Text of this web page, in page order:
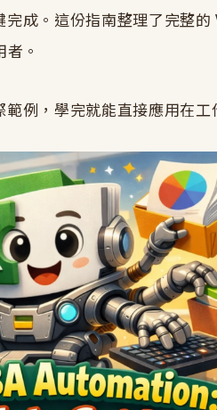
成。這份指南整理了完整的
。
例，學完就能直接應用在工